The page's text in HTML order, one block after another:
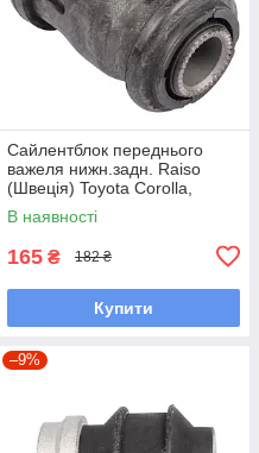
Сайлентблок переднього
важеля нижн.задн. Raiso
(Швеція) Toyota Corolla,
Тойота Королла #RL-
486120H UAWXLNR7
В наявності
165 ₴ 182 ₴
Купити
–9%